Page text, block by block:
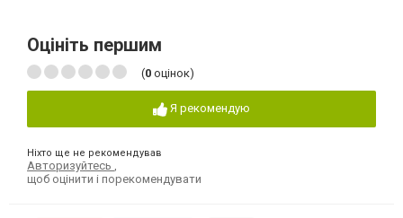
Оцініть першим
(0 оцінок)
Я рекомендую
Ніхто ще не рекомендував
Авторизуйтесь
щоб оцінити і порекомендувати